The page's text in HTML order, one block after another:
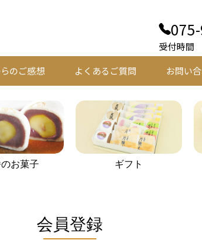
受付時間
のご感想 よくあるご質問 お問い
お菓子 ギフト
会員登録